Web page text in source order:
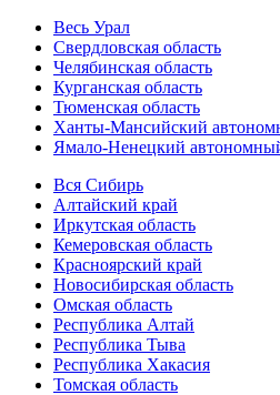
Весь Урал
Свердловская область
Челябинская область
Курганская область
Тюменская область
Ханты-Мансийский
Ямало-Ненецкий
Вся Сибирь
Алтайский край
Иркутская область
Кемеровская область
Красноярский край
Новосибирская область
Омская область
Республика Алтай
Республика Тыва
Республика Хакасия
Томская область